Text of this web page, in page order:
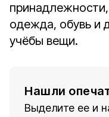
одежда, обувь и
учёбы вещи.
Нашли
Выделите ее и